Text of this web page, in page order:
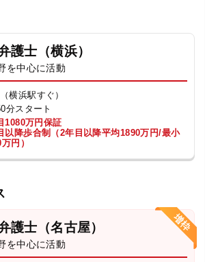
護士（横浜）
を中心に活動
横浜駅すぐ）
分スタート
1080万円保証
以降歩合制（2年目以降平均1890万円/最小
円）
護士（名古屋）
を中心に活動